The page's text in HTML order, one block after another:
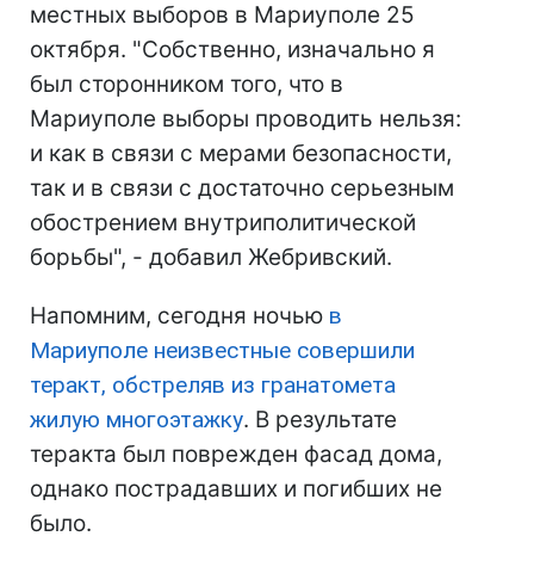
местных выборов в Мариуполе 25
октября. "Собственно, изначально я
был сторонником того, что в
Мариуполе выборы проводить нельзя:
и как в связи с мерами безопасности,
так и в связи с достаточно серьезным
обострением внутриполитической
борьбы", - добавил Жебривский.
Напомним, сегодня ночью в
Мариуполе неизвестные совершили
теракт, обстреляв из гранатомета
жилую многоэтажку. В результате
теракта был поврежден фасад дома,
однако пострадавших и погибших не
было.